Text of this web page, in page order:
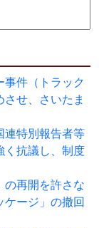
事件（トラック
せ、さいたま
連特別報告者等
く抗議し、制度
の再開を許さな
ケージ」の撤回